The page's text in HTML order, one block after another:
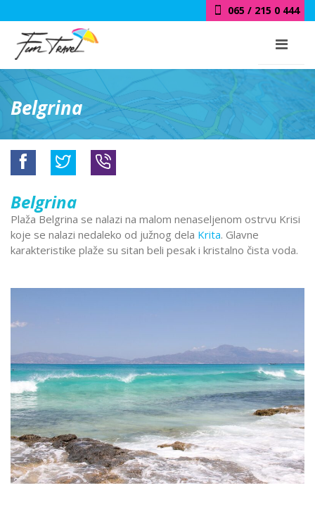
065 / 215 0 444
Belgrina
Belgrina
Plaža Belgrina se nalazi na malom nenaseljenom ostrvu Krisi
koje se nalazi nedaleko od južnog dela Krita. Glavne
karakteristike plaže su sitan beli pesak i kristalno čista voda.